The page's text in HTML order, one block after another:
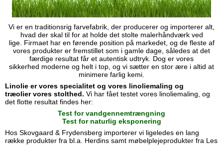
Vi er en traditionsrig farvefabrik, der producerer og importerer alt,
hvad der skal til for at holde det stolte malerhåndværk ved
lige. Firmaet har en førende position på markedet, og de fleste af
vores produkter er fremstillet som i gamle dage, således at det
færdige resultat får et autentisk udtryk. Dog er vores
sikkerhed moderne og helt i top, og vi sætter en stor ære i altid at
minimere farlig kemi.
Linolie er vores specialitet og vores linoliemaling og
træoliervores stolthed. Vi har fået testet vores linoliemaling, og
det flotte resultat findes her:
Test for vandgennemtrængning
Test for naturlig eksponering
Hos Skovgaard & Frydensberg importerer vi ligeledes en lang
række produkter fra bl.a. Herdins samt møbelplejeprodukter fra Les